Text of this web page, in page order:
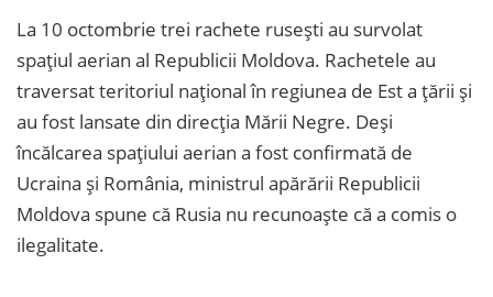
La 10 octombrie trei rachete rusești au survolat
spațiul aerian al Republicii Moldova. Rachetele au
traversat teritoriul național în regiunea de Est a țării și
au fost lansate din direcția Mării Negre. Deși
încălcarea spațiului aerian a fost confirmată de
Ucraina și România, ministrul apărării Republicii
Moldova spune că Rusia nu recunoaște că a comis o
ilegalitate.